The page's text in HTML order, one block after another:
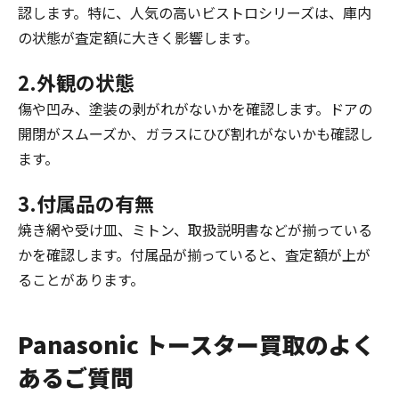
認します。特に、人気の高いビストロシリーズは、庫内
の状態が査定額に大きく影響します。
2.外観の状態
傷や凹み、塗装の剥がれがないかを確認します。ドアの
開閉がスムーズか、ガラスにひび割れがないかも確認し
ます。
3.付属品の有無
焼き網や受け皿、ミトン、取扱説明書などが揃っている
かを確認します。付属品が揃っていると、査定額が上が
ることがあります。
Panasonic トースター買取のよく
あるご質問